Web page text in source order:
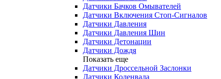
Датчики Бачков Омывателей
Датчики Включения Стоп-Сигналов
Датчики Давления
Датчики Давления Шин
Датчики Детонации
Датчики Дождя
Показать еще
Датчики Дроссельной Заслонки
Датчики Коленвала